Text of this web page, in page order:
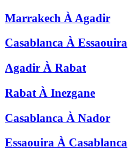
Marrakech À Agadir
Casablanca À Essaouira
Agadir À Rabat
Rabat À Inezgane
Casablanca À Nador
Essaouira À Casablanca